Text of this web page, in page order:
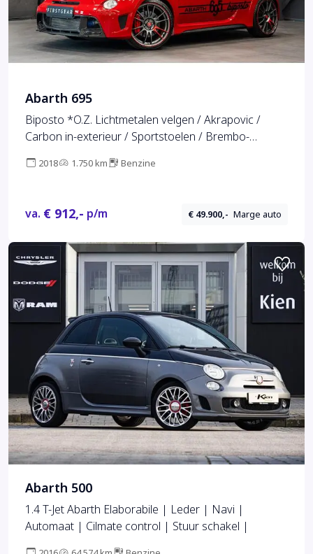
Abarth 695
Biposto *O.Z. Lichtmetalen velgen / Akrapovic /
Carbon in-exterieur / Sportstoelen / Brembo-
2018 1.750 km Benzine
va. € 912,- p/m € 49.900,- Marge auto
Abarth 500
1.4 T-Jet Abarth Elaborabile | Leder | Navi |
Automaat | Cilmate control | Stuur schakel |